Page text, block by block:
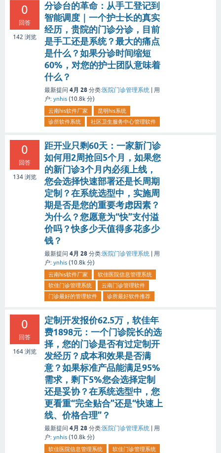
0
回答
142 浏览
分诊台的革命：从手工登记到
智能调度｜一个护士长的真实
经历，贵院的门诊分诊，目前
是手工还是系统？最大的痛点
是什么？如果分诊时间缩短
60%，对您的护士团队意味着
什么？
最新提问 4月 28 分类:医院门诊管理系统
用
户: ynhis (10.8k 分)
云南his软件厂家
昆明his系统
诊所软件系统
社区卫生服务中心管理软件
0
回答
134 浏览
距开业只剩60天：一家新门诊
如何用2周抢回5个月，如果您
的新门诊3个月内必须上线，
您会选择快速部署还是长周期
定制？在系统选型中，实施周
期是否是您的重要考虑因素？
为什么？您愿意为“快”支付溢
价吗？快多少天值得多花多少
钱？
最新提问 4月 28 分类:医院门诊管理系统
用
户: ynhis (10.8k 分)
云南his软件厂家
软佳医院信息管理系统
软佳门诊管理系统
云南门诊管理软件
门诊最好的管理软件
诊所最好软件推荐
0
回答
164 浏览
定制开发报价62.5万，软佳年
费1898元：一个门诊院长的选
择，您的门诊是否有过定制开
发经历？成本和效果是否满
意？如果标准产品能满足95%
需求，剩下5%您会选择定制
还是妥协？在系统选型中，您
更看重“完全贴合”还是“快速上
线、价格合理”？
最新提问 4月 28 分类:医院门诊管理系统
用
户: ynhis (10.8k 分)
软佳医院信息管理系统
软佳门诊管理系统